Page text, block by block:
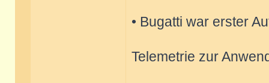
• Bugatti war erster
Telemetrie zur